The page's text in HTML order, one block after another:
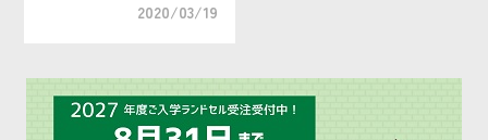
ります。 そこで、未就学
必修化に関するアンケー
トを実施したところ、
「小学校でのプログラミ
2020/03/19